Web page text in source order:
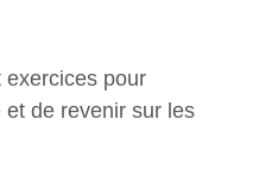
exercices pour
et de revenir sur les